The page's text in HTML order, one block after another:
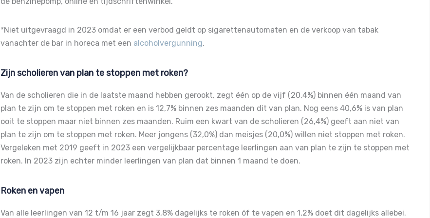
*Niet uitgevraagd in 2023 omdat er een verbod geldt op sigarettenautomaten en de verkoop van tabak
vanachter de bar in horeca met een alcoholvergunning.
Zijn scholieren van plan te stoppen met roken?
Van de scholieren die in de laatste maand hebben gerookt, zegt één op de vijf (20,4%) binnen één maand van
plan te zijn om te stoppen met roken en is 12,7% binnen zes maanden dit van plan. Nog eens 40,6% is van plan
ooit te stoppen maar niet binnen zes maanden. Ruim een kwart van de scholieren (26,4%) geeft aan niet van
plan te zijn om te stoppen met roken. Meer jongens (32,0%) dan meisjes (20,0%) willen niet stoppen met roken.
Vergeleken met 2019 geeft in 2023 een vergelijkbaar percentage leerlingen aan van plan te zijn te stoppen met
roken. In 2023 zijn echter minder leerlingen van plan dat binnen 1 maand te doen.
Roken en vapen
Van alle leerlingen van 12 t/m 16 jaar zegt 3,8% dagelijks te roken óf te vapen en 1,2% doet dit dagelijks allebei.